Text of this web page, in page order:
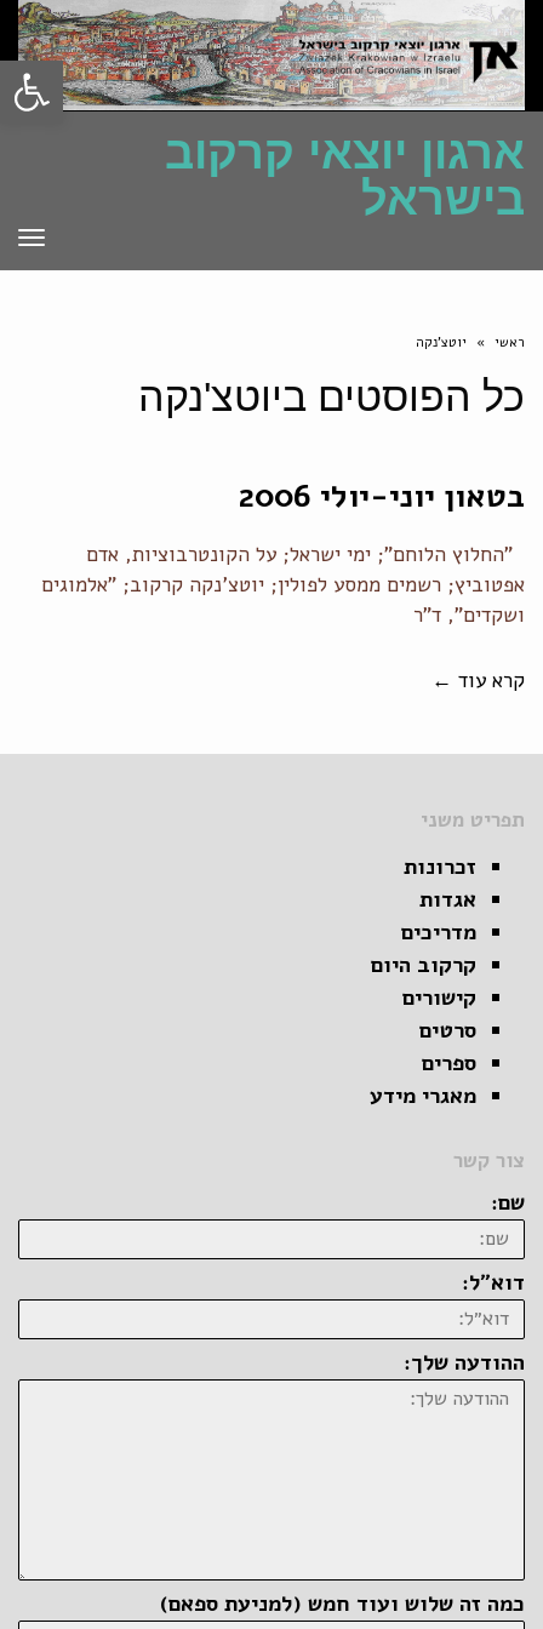
פתח
ארגון יוצאי קרקוב
בישראל
ראשי » יוטצ'נקה
כל הפוסטים ביוטצ'נקה
בטאון יוני-יולי 2006
"החלוץ הלוחם"; ימי ישראל; על הקונטרבוציות, אדם
אפטוביץ; רשמים ממסע לפולין; יוטצ'נקה קרקוב; "אלמוגים
ושקדים", ד"ר
קרא עוד ←
תפריט משני
זכרונות
אגדות
מדריכים
קרקוב היום
קישורים
סרטים
ספרים
מאגרי מידע
צור קשר
שם:
דוא״ל:
ההודעה שלך:
כמה זה שלוש ועוד חמש (למניעת ספאם)